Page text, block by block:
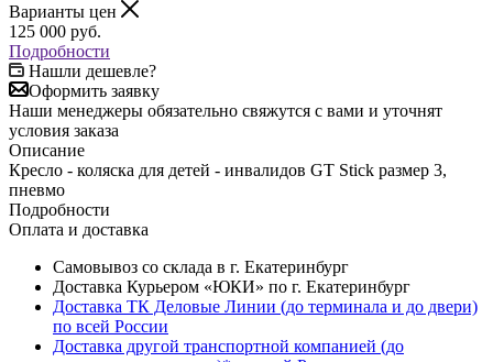
Варианты цен
125 000 руб.
Подробности
Нашли дешевле?
Оформить заявку
Наши менеджеры обязательно свяжутся с вами и уточнят
условия заказа
Описание
Кресло - коляска для детей - инвалидов GT Stick размер 3,
пневмо
Подробности
Оплата и доставка
Самовывоз со склада в г. Екатеринбург
Доставка Курьером «ЮКИ» по г. Екатеринбург
Доставка ТК Деловые Линии (до терминала и до двери)
по всей России
Доставка другой транспортной компанией (до